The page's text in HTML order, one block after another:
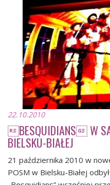
22.10.2010
BESQUIDIANS W
BIELSKU-BIAŁEJ
21 października 2010 w
POSM w Bielsku-Białej